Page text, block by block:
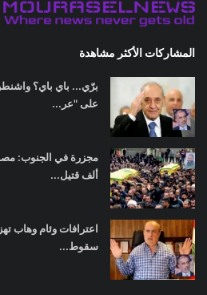
المشاركات الأكثر مشاهدة
برّي... باي باي؟
على "عر...
ألف قتيل...
اعترافات وئام وهاب
سقوط...